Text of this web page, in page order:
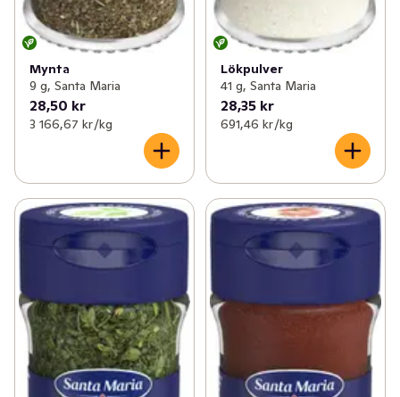
Mynta
9 g, Santa Maria
28,50 kr
3 166,67 kr /kg
Lökpulver
41 g, Santa Maria
28,35 kr
691,46 kr /kg